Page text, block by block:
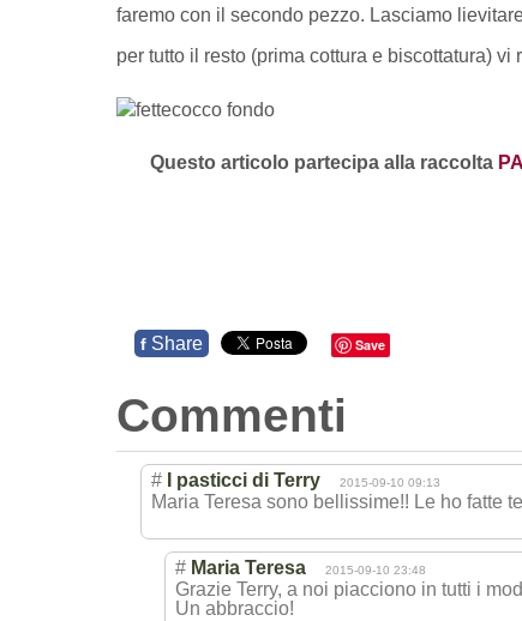
faremo con il secondo pezzo. Lasciamo
per tutto il resto (prima cottura e biscottatura)
Questo articolo partecipa alla raccolta
f Share Save
Commenti
# I pasticci di Terry 2015-09-10 09:13
Maria Teresa sono bellissime!! Le ho fatte
# Maria Teresa 2015-09-10 23:48
Grazie Terry, a noi piacciono in tutti i
Un abbraccio!